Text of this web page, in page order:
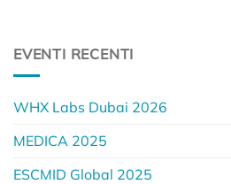
EVENTI RECENTI
WHX Labs Dubai 2026
MEDICA 2025
ESCMID Global 2025